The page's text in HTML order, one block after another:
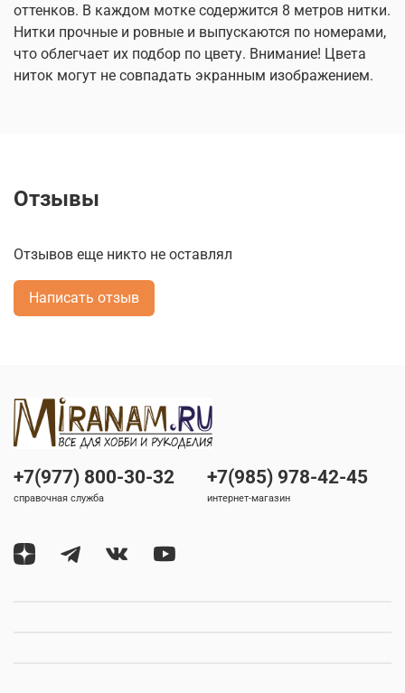
оттенков. В каждом мотке содержится 8 метров нитки.
Нитки прочные и ровные и выпускаются по номерами,
что облегчает их подбор по цвету. Внимание! Цвета
ниток могут не совпадать экранным изображением.
Отзывы
Отзывов еще никто не оставлял
Написать отзыв
+7(977) 800-30-32
справочная служба
+7(985) 978-42-45
интернет-магазин